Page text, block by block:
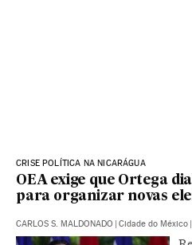
CRISE POLÍTICA NA NICARÁGUA
OEA exige que Ortega
para organizar novas
CARLOS S. MALDONADO | Cidade do México |